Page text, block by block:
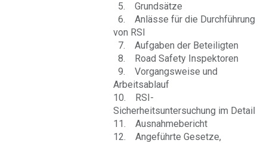
5. Grundsätze
6. Anlässe für die Durchführung
von RSI
7. Aufgaben der Beteiligten
8. Road Safety Inspektoren
9. Vorgangsweise und
Arbeitsablauf
10. RSI-
Sicherheitsuntersuchung im Detail
11. Ausnahmebericht
12. Angeführte Gesetze,